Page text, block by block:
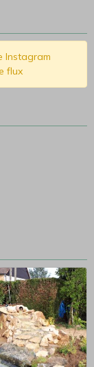
Instagram
flux